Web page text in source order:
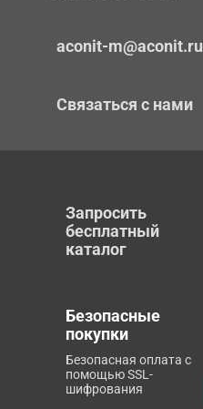
aconit-m@aconit.ru
Связаться с нами
Запросить
бесплатный
каталог
Безопасные
покупки
Безопасная оплата с
помощью SSL-
шифрования